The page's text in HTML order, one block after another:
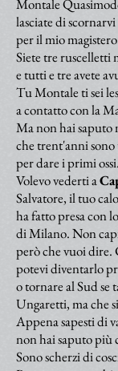
Montale
lasciate di scornarvi
per il mio
Siete tre ruscelletti
e tutti e tre avete
Tu Montale ti sei
a contatto con la
Ma non hai saputo
che trent'anni
per dare i primi ossi.
Volevo vederti a
Salvatore, il tuo
ha fatto presa con
di Milano. Non
però che vuoi dire.
potevi diventarlo
o tornare al Sud se
Ungaretti, ma che
Appena sapesti di
non hai saputo più
Sono scherzi di